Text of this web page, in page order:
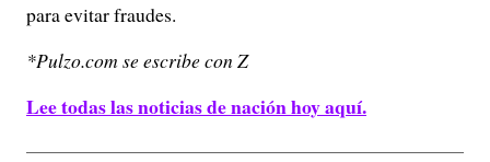
para evitar fraudes.
*Pulzo.com se escribe con Z
Lee todas las noticias de nación hoy aquí.